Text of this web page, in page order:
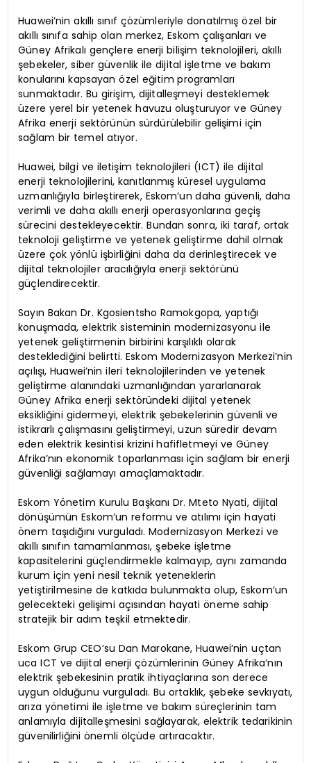
Huawei’nin akıllı sınıf çözümleriyle donatılmış özel bir
akıllı sınıfa sahip olan merkez, Eskom çalışanları ve
Güney Afrikalı gençlere enerji bilişim teknolojileri, akıllı
şebekeler, siber güvenlik ile dijital işletme ve bakım
konularını kapsayan özel eğitim programları
sunmaktadır. Bu girişim, dijitalleşmeyi desteklemek
üzere yerel bir yetenek havuzu oluşturuyor ve Güney
Afrika enerji sektörünün sürdürülebilir gelişimi için
sağlam bir temel atıyor.
Huawei, bilgi ve iletişim teknolojileri (ICT) ile dijital
enerji teknolojilerini, kanıtlanmış küresel uygulama
uzmanlığıyla birleştirerek, Eskom’un daha güvenli, daha
verimli ve daha akıllı enerji operasyonlarına geçiş
sürecini destekleyecektir. Bundan sonra, iki taraf, ortak
teknoloji geliştirme ve yetenek geliştirme dahil olmak
üzere çok yönlü işbirliğini daha da derinleştirecek ve
dijital teknolojiler aracılığıyla enerji sektörünü
güçlendirecektir.
Sayın Bakan Dr. Kgosientsho Ramokgopa, yaptığı
konuşmada, elektrik sisteminin modernizasyonu ile
yetenek geliştirmenin birbirini karşılıklı olarak
desteklediğini belirtti. Eskom Modernizasyon Merkezi’nin
açılışı, Huawei’nin ileri teknolojilerinden ve yetenek
geliştirme alanındaki uzmanlığından yararlanarak
Güney Afrika enerji sektöründeki dijital yetenek
eksikliğini gidermeyi, elektrik şebekelerinin güvenli ve
istikrarlı çalışmasını geliştirmeyi, uzun süredir devam
eden elektrik kesintisi krizini hafifletmeyi ve Güney
Afrika’nın ekonomik toparlanması için sağlam bir enerji
güvenliği sağlamayı amaçlamaktadır.
Eskom Yönetim Kurulu Başkanı Dr. Mteto Nyati, dijital
dönüşümün Eskom’un reformu ve atılımı için hayati
önem taşıdığını vurguladı. Modernizasyon Merkezi ve
akıllı sınıfın tamamlanması, şebeke işletme
kapasitelerini güçlendirmekle kalmayıp, aynı zamanda
kurum için yeni nesil teknik yeteneklerin
yetiştirilmesine de katkıda bulunmakta olup, Eskom’un
gelecekteki gelişimi açısından hayati öneme sahip
stratejik bir adım teşkil etmektedir.
Eskom Grup CEO’su Dan Marokane, Huawei’nin uçtan
uca ICT ve dijital enerji çözümlerinin Güney Afrika’nın
elektrik şebekesinin pratik ihtiyaçlarına son derece
uygun olduğunu vurguladı. Bu ortaklık, şebeke sevkıyatı,
arıza yönetimi ile işletme ve bakım süreçlerinin tam
anlamıyla dijitalleşmesini sağlayarak, elektrik tedarikinin
güvenilirliğini önemli ölçüde artıracaktır.